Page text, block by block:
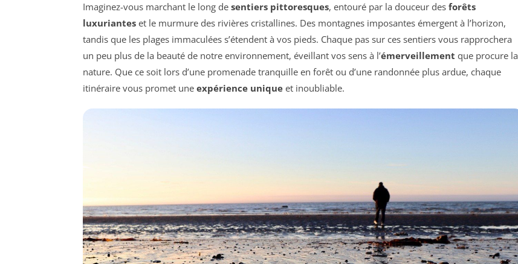
Imaginez-vous marchant le long de sentiers pittoresques, entouré par la douceur des forêts
luxuriantes et le murmure des rivières cristallines. Des montagnes imposantes émergent à l’horizon,
tandis que les plages immaculées s’étendent à vos pieds. Chaque pas sur ces sentiers vous rapprochera
un peu plus de la beauté de notre environnement, éveillant vos sens à l’émerveillement que procure la
nature. Que ce soit lors d’une promenade tranquille en forêt ou d’une randonnée plus ardue, chaque
itinéraire vous promet une expérience unique et inoubliable.